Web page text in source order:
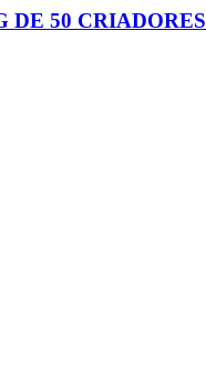
DE 50 CRIADORES